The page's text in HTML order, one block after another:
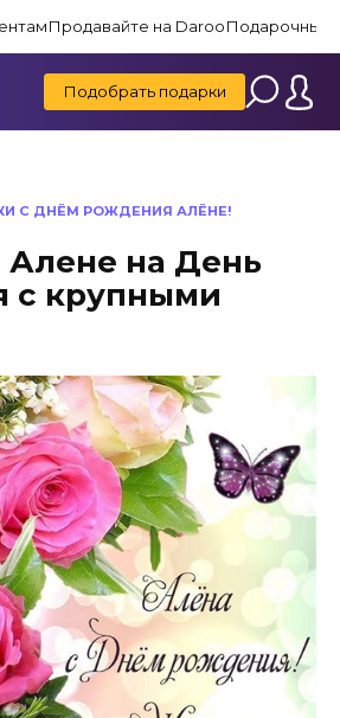
Продавайте на DarooПодарочные
Подобрать подарки
С ДНЁМ РОЖДЕНИЯ АЛЁНЕ!
Алене на День
с крупными